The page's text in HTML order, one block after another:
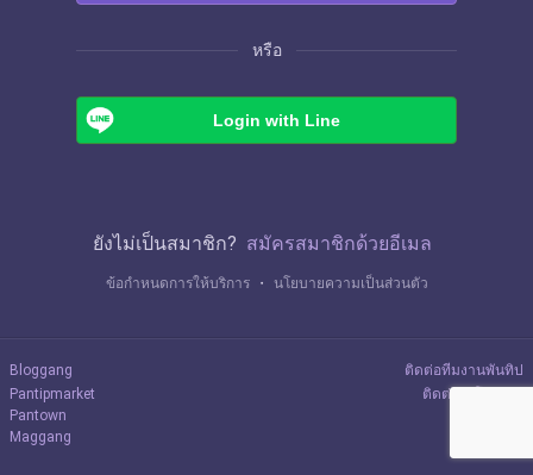
หรือ
Login with Line
ยังไม่เป็นสมาชิก? สมัครสมาชิกด้วยอีเมล
ข้อกำหนดการให้บริการ ・ นโยบายความเป็นส่วนตัว
Bloggang
Pantipmarket
Pantown
Maggang
ติดต่อทีมงานพันทิป
ติดต่อลงโฆษณา